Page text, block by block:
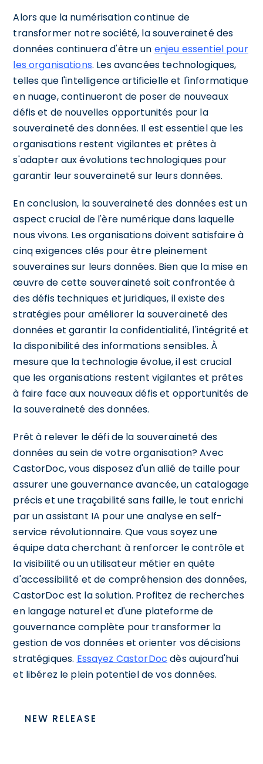
Alors que la numérisation continue de
transformer notre société, la souveraineté des
données continuera d'être un enjeu essentiel pour
les organisations. Les avancées technologiques,
telles que l'intelligence artificielle et l'informatique
en nuage, continueront de poser de nouveaux
défis et de nouvelles opportunités pour la
souveraineté des données. Il est essentiel que les
organisations restent vigilantes et prêtes à
s'adapter aux évolutions technologiques pour
garantir leur souveraineté sur leurs données.
En conclusion, la souveraineté des données est un
aspect crucial de l'ère numérique dans laquelle
nous vivons. Les organisations doivent satisfaire à
cinq exigences clés pour être pleinement
souveraines sur leurs données. Bien que la mise en
œuvre de cette souveraineté soit confrontée à
des défis techniques et juridiques, il existe des
stratégies pour améliorer la souveraineté des
données et garantir la confidentialité, l'intégrité et
la disponibilité des informations sensibles. À
mesure que la technologie évolue, il est crucial
que les organisations restent vigilantes et prêtes
à faire face aux nouveaux défis et opportunités de
la souveraineté des données.
Prêt à relever le défi de la souveraineté des
données au sein de votre organisation? Avec
CastorDoc, vous disposez d'un allié de taille pour
assurer une gouvernance avancée, un catalogage
précis et une traçabilité sans faille, le tout enrichi
par un assistant IA pour une analyse en self-
service révolutionnaire. Que vous soyez une
équipe data cherchant à renforcer le contrôle et
la visibilité ou un utilisateur métier en quête
d'accessibilité et de compréhension des données,
CastorDoc est la solution. Profitez de recherches
en langage naturel et d'une plateforme de
gouvernance complète pour transformer la
gestion de vos données et orienter vos décisions
stratégiques. Essayez CastorDoc dès aujourd'hui
et libérez le plein potentiel de vos données.
NEW RELEASE